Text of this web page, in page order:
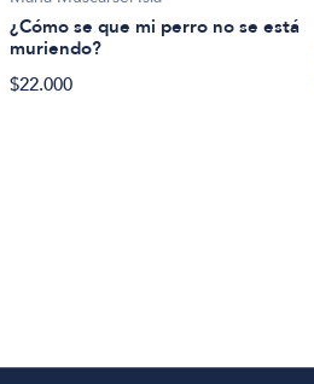
¿Cómo se que mi perro no se está
muriendo?
$22.000